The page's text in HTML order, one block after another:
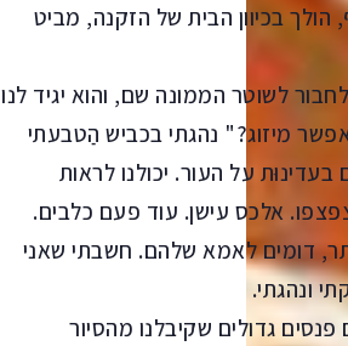
בכיוון הבית של הזקנה, מביט
לשוטר הממונה שם, והוא יגיד לנו
מיזוג?" נהגתי בכביש הַטבעתי
על העור. יכולנו לראות
אלכס עישן. עוד פעם כלבים.
דומים לאמא שלהם. חשבתי שאני
ונהגתי.
גדולים שקיבלנו מהסיור